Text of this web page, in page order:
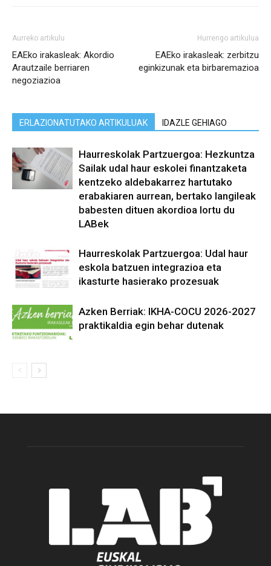
Aurreko artikulu
EAEko irakasleak: Akordio
Arautzaile berriaren
negoziazioa
Hurrengo artikulua
EAEko irakasleak: zerbitzu
eginkizunak eta birbaremazioa
ERLAZIONATUTAKO ARTIKULUAK IDAZLE GEHIAGO
Haurreskolak Partzuergoa: Hezkuntza
Sailak udal haur eskolei finantzaketa
kentzeko aldebakarrez hartutako
erabakiaren aurrean, bertako langileak
babesten dituen akordioa lortu du
LABek
Haurreskolak Partzuergoa: Udal haur
eskola batzuen integrazioa eta
ikasturte hasierako prozesuak
Azken Berriak: IKHA-COCU 2026-2027
praktikaldia egin behar dutenak